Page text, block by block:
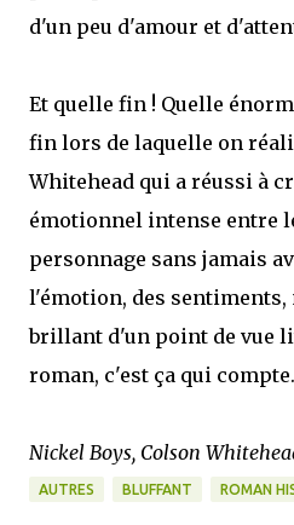
d'un peu d'amour et
Et quelle fin ! Quelle
fin lors de laquelle on
Whitehead qui a réussi à
émotionnel intense entre
personnage sans jamais
l'émotion, des sentiments,
brillant d'un point de vue
roman, c'est ça qui compte.
Nickel Boys, Colson
AUTRES BLUFFANT ROMAN